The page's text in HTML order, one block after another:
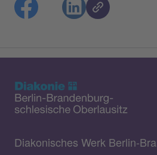
Diakonisches Werk Berlin-